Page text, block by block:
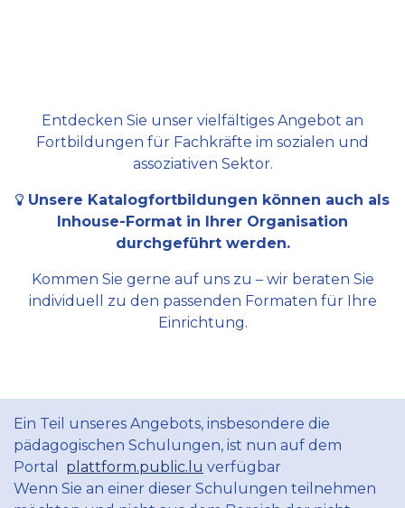
Entdecken Sie unser vielfältiges Angebot an
Fortbildungen für Fachkräfte im sozialen und
assoziativen Sektor.
Unsere Katalogfortbildungen können auch als
Inhouse-Format in Ihrer Organisation
durchgeführt werden.
Kommen Sie gerne auf uns zu – wir beraten Sie
individuell zu den passenden Formaten für Ihre
Einrichtung.
Ein Teil unseres Angebots, insbesondere die
pädagogischen Schulungen, ist nun auf dem
Portal plattform.public.lu verfügbar
Wenn Sie an einer dieser Schulungen teilnehmen